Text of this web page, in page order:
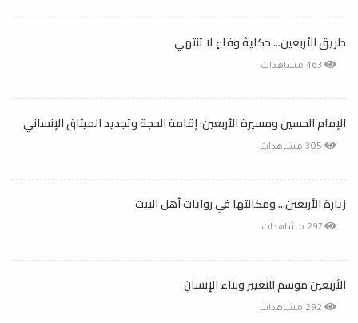
طريق الأربعين... حكايةُ وفاءٍ لا تنتهي
الإمام الحسين ومسيرة الأربعين: إقامة الحجة وتجديد الميثاق الإنساني
زيارة الأربعين... ومكانتها في روايات أهل البيت
الأربعين موسم للتغيير وبناء الإنسان